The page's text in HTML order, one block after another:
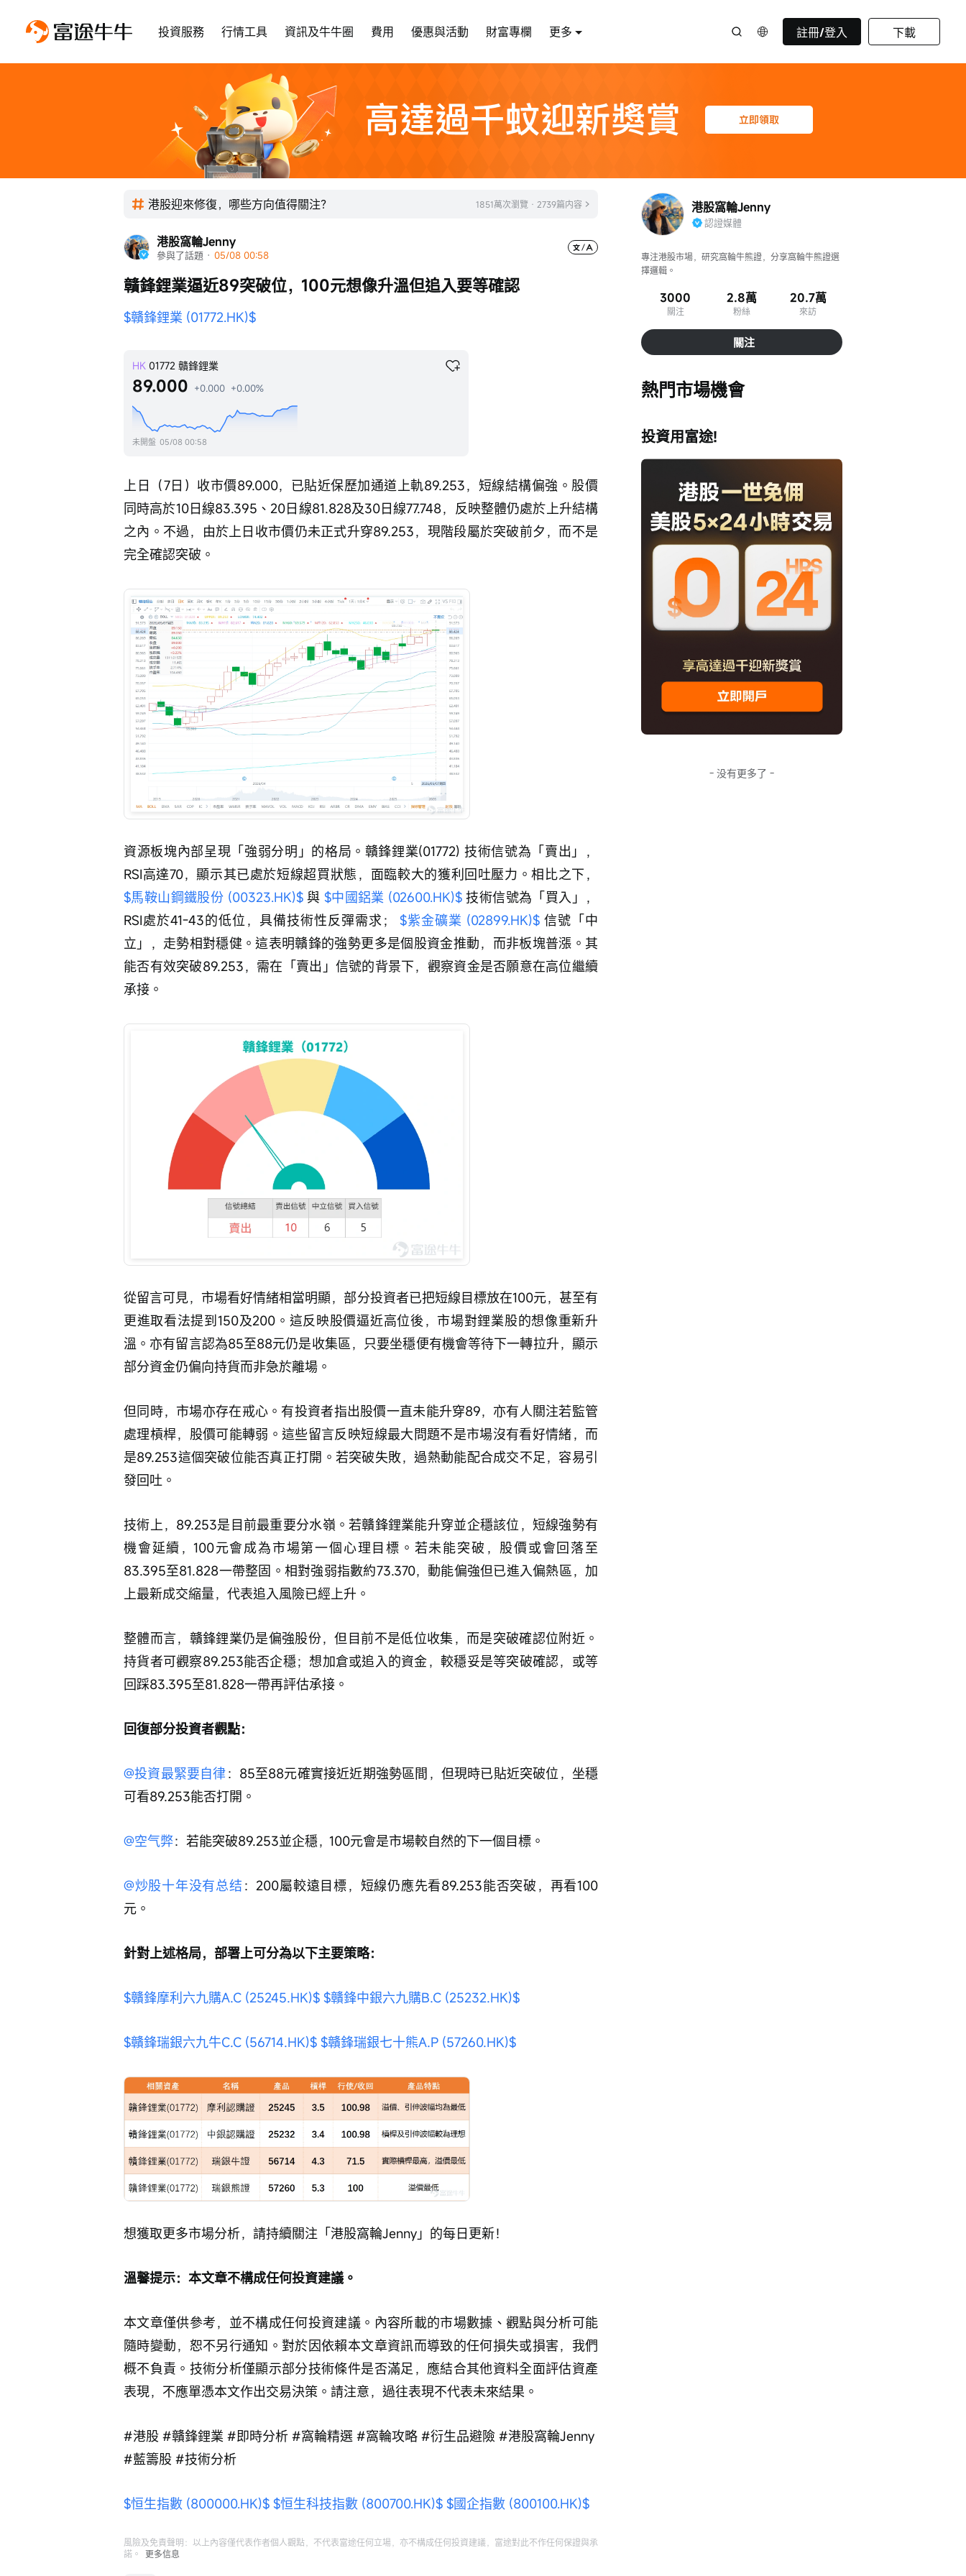
投資服務 行情工具 資訊及牛牛圈 費用 優惠與活動 財富專欄 更多 註冊/登入 下載
港股迎來修復，哪些方向值得關注？ 1851萬次瀏覽 · 2739篇内容
港股窩輪Jenny
參與了話題 · 05/08 00:58
贛鋒鋰業逼近89突破位，100元想像升溫但追入要等確認
$贛鋒鋰業 (01772.HK)$
HK 01772 贛鋒鋰業
89.000 +0.000 +0.00%
未開盤 05/08 00:58
上日（7日）收市價89.000，已貼近保歷加通道上軌89.253，短線結構偏強。股價
同時高於10日線83.395、20日線81.828及30日線77.748，反映整體仍處於上升結構
之內。不過，由於上日收市價仍未正式升穿89.253，現階段屬於突破前夕，而不是
完全確認突破。
資源板塊內部呈現「強弱分明」的格局。贛鋒鋰業(01772) 技術信號為「賣出」，
RSI高達70，顯示其已處於短線超買狀態，面臨較大的獲利回吐壓力。相比之下，
$馬鞍山鋼鐵股份 (00323.HK)$ 與 $中國鋁業 (02600.HK)$ 技術信號為「買入」，
RSI處於41-43的低位，具備技術性反彈需求； $紫金礦業 (02899.HK)$ 信號「中
立」，走勢相對穩健。這表明贛鋒的強勢更多是個股資金推動，而非板塊普漲。其
能否有效突破89.253，需在「賣出」信號的背景下，觀察資金是否願意在高位繼續
承接。
從留言可見，市場看好情緒相當明顯，部分投資者已把短線目標放在100元，甚至有
更進取看法提到150及200。這反映股價逼近高位後，市場對鋰業股的想像重新升
溫。亦有留言認為85至88元仍是收集區，只要坐穩便有機會等待下一轉拉升，顯示
部分資金仍偏向持貨而非急於離場。
但同時，市場亦存在戒心。有投資者指出股價一直未能升穿89，亦有人關注若監管
處理槓桿，股價可能轉弱。這些留言反映短線最大問題不是市場沒有看好情緒，而
是89.253這個突破位能否真正打開。若突破失敗，過熱動能配合成交不足，容易引
發回吐。
技術上，89.253是目前最重要分水嶺。若贛鋒鋰業能升穿並企穩該位，短線強勢有
機會延續，100元會成為市場第一個心理目標。若未能突破，股價或會回落至
83.395至81.828一帶整固。相對強弱指數約73.370，動能偏強但已進入偏熱區，加
上最新成交縮量，代表追入風險已經上升。
整體而言，贛鋒鋰業仍是偏強股份，但目前不是低位收集，而是突破確認位附近。
持貨者可觀察89.253能否企穩；想加倉或追入的資金，較穩妥是等突破確認，或等
回踩83.395至81.828一帶再評估承接。
回復部分投資者觀點：
@投資最緊要自律：85至88元確實接近近期強勢區間，但現時已貼近突破位，坐穩
可看89.253能否打開。
@空气弊：若能突破89.253並企穩，100元會是市場較自然的下一個目標。
@炒股十年没有总结 ：200屬較遠目標，短線仍應先看89.253能否突破，再看100
元。
針對上述格局，部署上可分為以下主要策略：
$贛鋒摩利六九購A.C (25245.HK)$ $贛鋒中銀六九購B.C (25232.HK)$
$贛鋒瑞銀六九牛C.C (56714.HK)$ $贛鋒瑞銀七十熊A.P (57260.HK)$
想獲取更多市場分析，請持續關注「港股窩輪Jenny」的每日更新！
溫馨提示：本文章不構成任何投資建議。
本文章僅供參考，並不構成任何投資建議。內容所載的市場數據、觀點與分析可能
隨時變動，恕不另行通知。對於因依賴本文章資訊而導致的任何損失或損害，我們
概不負責。技術分析僅顯示部分技術條件是否滿足，應結合其他資料全面評估資產
表現，不應單憑本文作出交易決策。請注意，過往表現不代表未來結果。
#港股 #贛鋒鋰業 #即時分析 #窩輪精選 #窩輪攻略 #衍生品避險 #港股窩輪Jenny
#藍籌股 #技術分析
$恒生指數 (800000.HK)$ $恒生科技指數 (800700.HK)$ $國企指數 (800100.HK)$
風險及免責聲明：以上內容僅代表作者個人觀點，不代表富途任何立場，亦不構成任何投資建議，富途對此不作任何保證與承
諾。
更多信息
港股窩輪Jenny
認證媒體
專注港股市場，研究窩輪牛熊證，分享窩輪牛熊證選
擇邏輯。
3000
關注
2.8萬
粉絲
20.7萬
來訪
關注
熱門市場機會
投資用富途!
- 没有更多了 -